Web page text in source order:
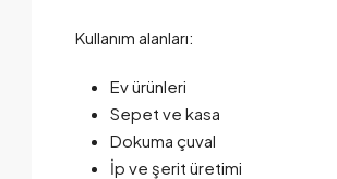
Kullanım alanları:
Ev ürünleri
Sepet ve kasa
Dokuma çuval
İp ve şerit üretimi